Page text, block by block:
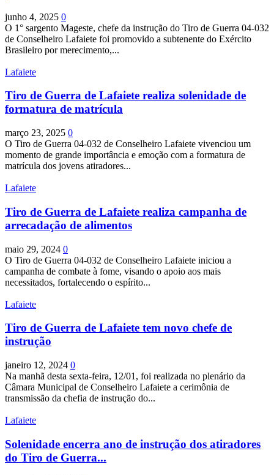
junho 4, 2025 0
O 1° sargento Mageste, chefe da instrução do Tiro de Guerra 04-032
de Conselheiro Lafaiete foi promovido a subtenente do Exército
Brasileiro por merecimento,...
Lafaiete
Tiro de Guerra de Lafaiete realiza solenidade de
formatura de matrícula
março 23, 2025 0
O Tiro de Guerra 04-032 de Conselheiro Lafaiete vivenciou um
momento de grande importância e emoção com a formatura de
matrícula dos jovens atiradores...
Lafaiete
Tiro de Guerra de Lafaiete realiza campanha de
arrecadação de alimentos
maio 29, 2024 0
O Tiro de Guerra 04-032 de Conselheiro Lafaiete iniciou a
campanha de combate à fome, visando o apoio aos mais
necessitados, fortalecendo o espírito...
Lafaiete
Tiro de Guerra de Lafaiete tem novo chefe de
instrução
janeiro 12, 2024 0
Na manhã desta sexta-feira, 12/01, foi realizada no plenário da
Câmara Municipal de Conselheiro Lafaiete a cerimônia de
transmissão da chefia de instrução do...
Lafaiete
Solenidade encerra ano de instrução dos atiradores
do Tiro de Guerra...